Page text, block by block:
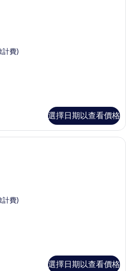
計費)
選擇日期以查看價格
套房, 1 間臥室 (Panorama) | 高級寢
計費)
選擇日期以查看價格